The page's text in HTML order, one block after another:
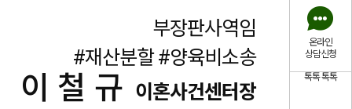
부장판사역임
#재산분할 #양육비소송
이철규 이혼사건센터장
온라인
상담신청
톡톡톡톡